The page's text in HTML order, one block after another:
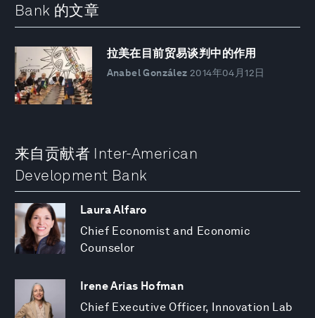
Bank 的文章
拉美在目前贸易谈判中的作用
Anabel González 2014年04月12日
来自贡献者 Inter-American
Development Bank
Laura Alfaro
Chief Economist and Economic
Counselor
Irene Arias Hofman
Chief Executive Officer, Innovation Lab